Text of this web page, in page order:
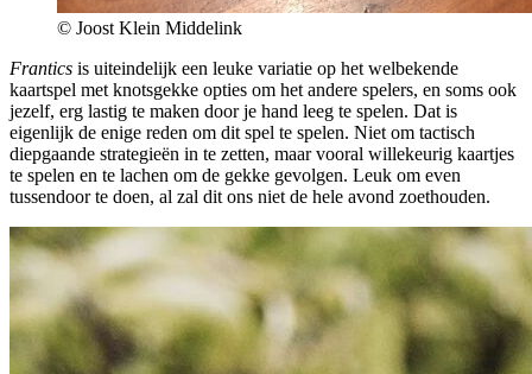
© Joost Klein Middelink
Frantics is uiteindelijk een leuke variatie op het welbekende
kaartspel met knotsgekke opties om het andere spelers, en soms ook
jezelf, erg lastig te maken door je hand leeg te spelen. Dat is
eigenlijk de enige reden om dit spel te spelen. Niet om tactisch
diepgaande strategieën in te zetten, maar vooral willekeurig kaartjes
te spelen en te lachen om de gekke gevolgen. Leuk om even
tussendoor te doen, al zal dit ons niet de hele avond zoethouden.